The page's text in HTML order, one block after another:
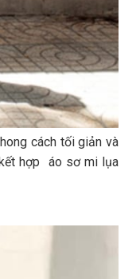
cách tối giản và
hợp áo sơ mi lụa